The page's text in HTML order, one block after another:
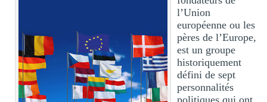
l’Union
européenne ou les
pères de l’Europe,
est un groupe
historiquement
défini de sept
personnalités
politiques qui ont